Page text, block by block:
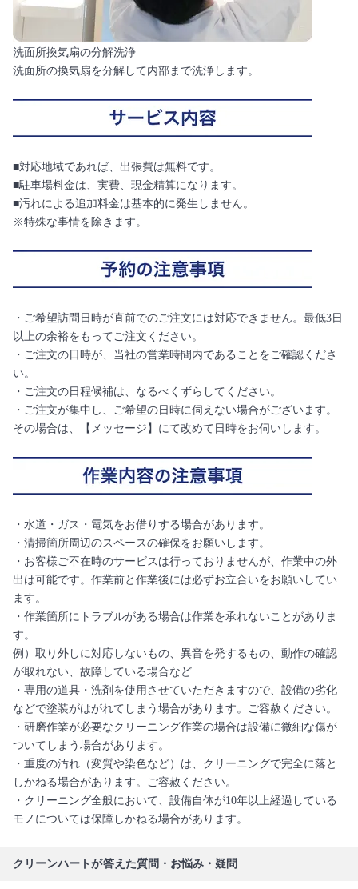
洗面所換気扇の分解洗浄
洗面所の換気扇を分解して内部まで洗浄します。
■対応地域であれば、出張費は無料です。
■駐車場料金は、実費、現金精算になります。
■汚れによる追加料金は基本的に発生しません。
※特殊な事情を除きます。
・ご希望訪問日時が直前でのご注文には対応できません。最低3日
以上の余裕をもってご注文ください。
・ご注文の日時が、当社の営業時間内であることをご確認くださ
い。
・ご注文の日程候補は、なるべくずらしてください。
・ご注文が集中し、ご希望の日時に伺えない場合がございます。
その場合は、【メッセージ】にて改めて日時をお伺いします。
・水道・ガス・電気をお借りする場合があります。
・清掃箇所周辺のスペースの確保をお願いします。
・お客様ご不在時のサービスは行っておりませんが、作業中の外
出は可能です。作業前と作業後には必ずお立合いをお願いしてい
ます。
・作業箇所にトラブルがある場合は作業を承れないことがありま
す。
例）取り外しに対応しないもの、異音を発するもの、動作の確認
が取れない、故障している場合など
・専用の道具・洗剤を使用させていただきますので、設備の劣化
などで塗装がはがれてしまう場合があります。ご容赦ください。
・研磨作業が必要なクリーニング作業の場合は設備に微細な傷が
ついてしまう場合があります。
・重度の汚れ（変質や染色など）は、クリーニングで完全に落と
しかねる場合があります。ご容赦ください。
・クリーニング全般において、設備自体が10年以上経過している
モノについては保障しかねる場合があります。
クリーンハートが答えた質問・お悩み・疑問